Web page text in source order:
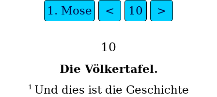
1. Mose < 10 >
10
Die Völkertafel.
1 Und dies ist die Geschichte